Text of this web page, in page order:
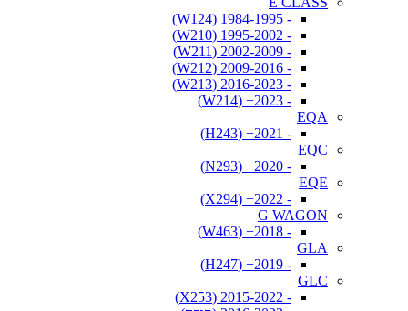
- 1984-1995 (W124)
- 1995-2002 (W210)
- 2002-2009 (W211)
- 2009-2016 (W212)
- 2016-2023 (W213)
- 2023+ (W214)
EQA
- 2021+ (H243)
EQC
- 2020+ (N293)
EQE
- 2022+ (X294)
G WAGON
- 2018+ (W463)
GLA
- 2019+ (H247)
GLC
- 2015-2022 (X253)